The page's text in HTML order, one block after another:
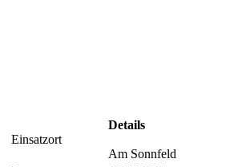
Einsatzort
Details
Am Sonnfeld